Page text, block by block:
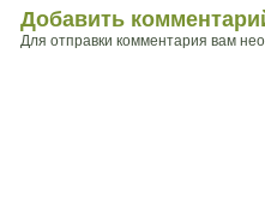
Добавить
Для отправки комментария вам